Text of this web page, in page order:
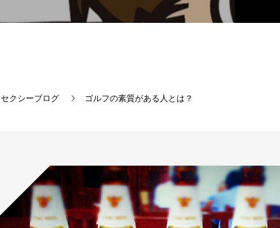
セクシーブログ ゴルフの素質がある人とは？